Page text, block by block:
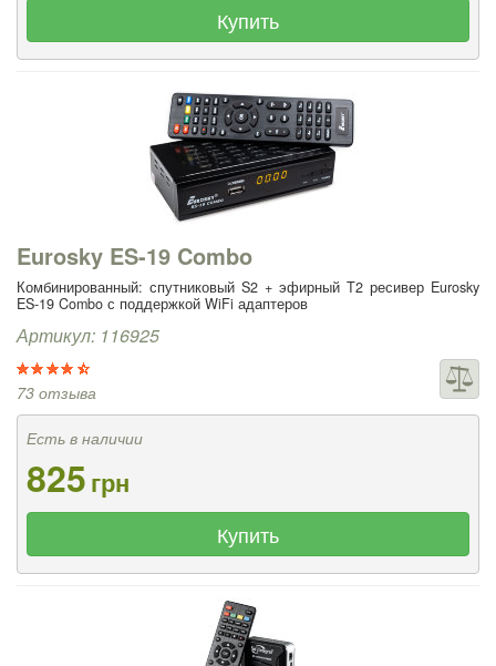
Купить
Eurosky ES-19 Combo
Комбинированный: спутниковый S2 + эфирный T2 ресивер Eurosky
ES-19 Combo с поддержкой WiFi адаптеров
Артикул: 116925
73 отзыва
Есть в наличии
825грн
Купить